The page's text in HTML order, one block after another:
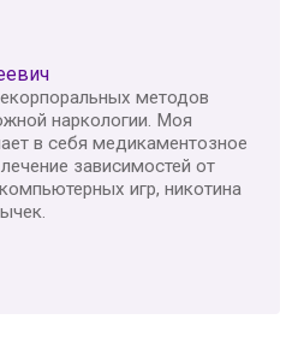
методов
наркологии. Моя
в себя медикаментозное
зависимостей от
игр, никотина